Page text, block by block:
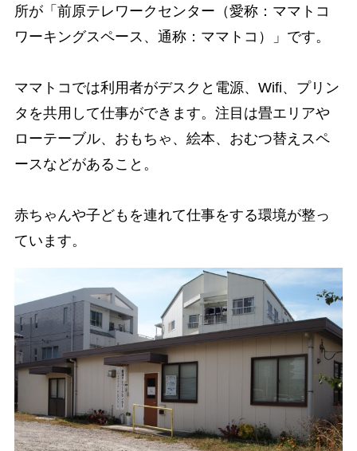
所が「前原テレワークセンター（愛称：ママトコ
ワーキングスペース、通称：ママトコ）」です。
ママトコでは利用者がデスクと電源、Wifi、プリン
タを共用して仕事ができます。注目は畳エリアや
ローテーブル、おもちゃ、絵本、おむつ替えスペ
ースなどがあること。
赤ちゃんや子どもを連れて仕事をする環境が整っ
ています。